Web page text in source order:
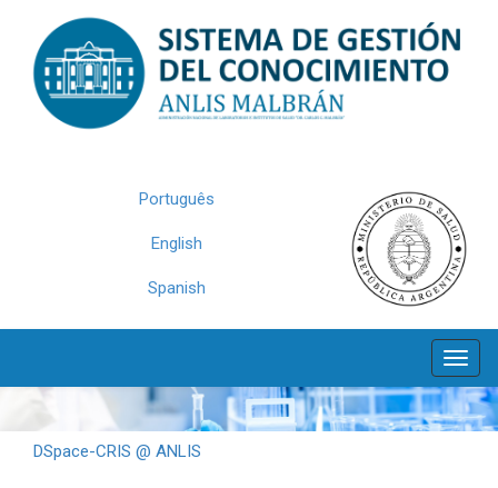
navigation
Português
English
Spanish
DSpace-CRIS @ ANLIS